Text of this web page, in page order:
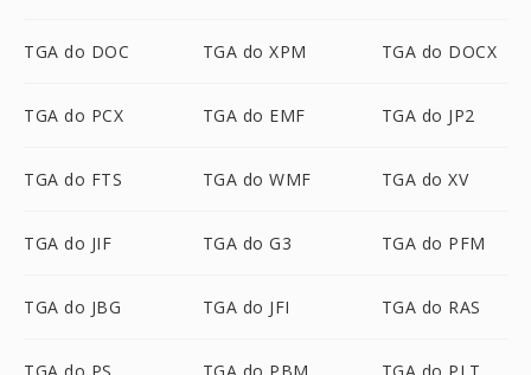
TGA do DOC TGA do XPM TGA do DOCX
TGA do PCX TGA do EMF TGA do JP2
TGA do FTS TGA do WMF TGA do XV
TGA do JIF TGA do G3 TGA do PFM
TGA do JBG TGA do JFI TGA do RAS